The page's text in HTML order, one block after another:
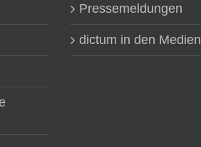
Pressemeldungen
dictum in den Medien